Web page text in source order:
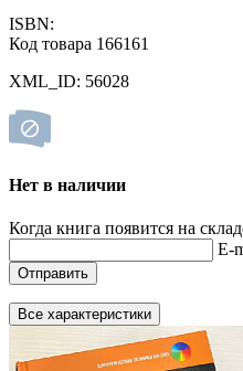
ISBN:
Код товара 166161
XML_ID: 56028
Нет в наличии
Когда книга появится на
E-
Отправить
Все характеристики